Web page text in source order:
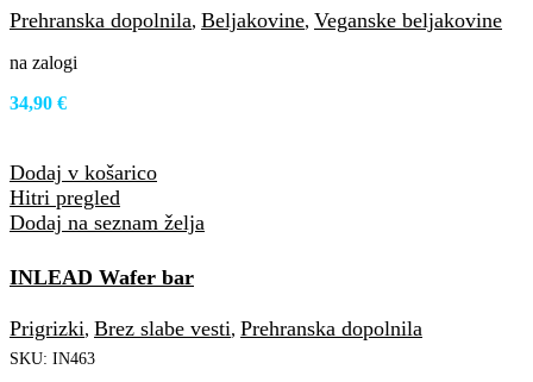
Prehranska dopolnila, Beljakovine, Veganske beljakovine
na zalogi
34,90 €
Dodaj v košarico
Hitri pregled
Dodaj na seznam želja
INLEAD Wafer bar
Prigrizki, Brez slabe vesti, Prehranska dopolnila
SKU: IN463